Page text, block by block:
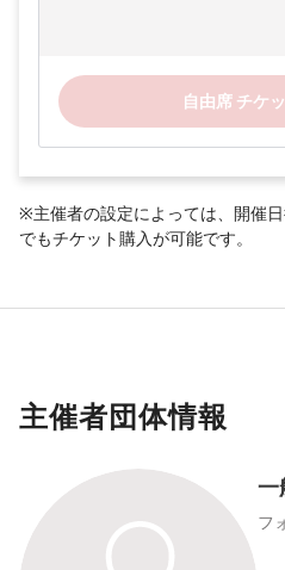
自由席 チケ
※主催者の設定によっては、開催
でもチケット購入が可能です。
主催者団体情報
一
フ